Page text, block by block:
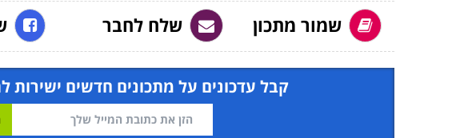
שמור מתכון שלח לחבר
קבל עדכונים על מתכונים חדשים ישירות